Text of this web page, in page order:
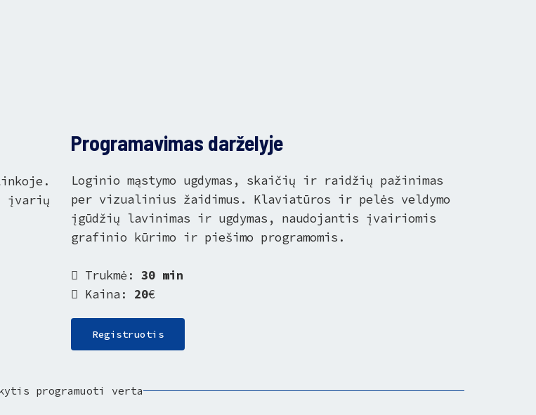
įvarių
Programavimas darželyje
Loginio mąstymo ugdymas, skaičių ir raidžių pažinimas
per vizualinius žaidimus. Klaviatūros ir pelės veldymo
įgūdžių lavinimas ir ugdymas, naudojantis įvairiomis
grafinio kūrimo ir piešimo programomis.
Trukmė: 30 min
Kaina: 20€
Registruotis
programuoti verta